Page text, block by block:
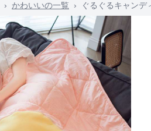
› かわいいの一覧 › ぐるぐるキャンデ